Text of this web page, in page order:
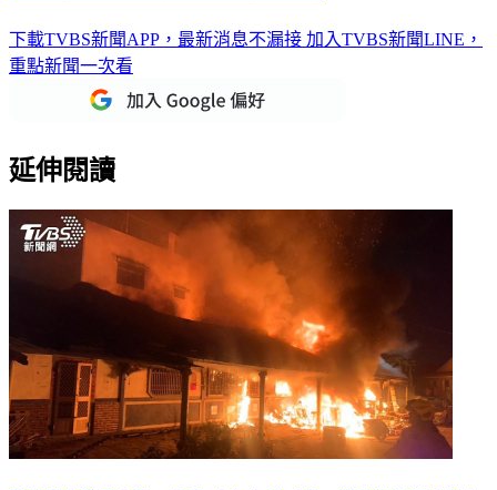
下載TVBS新聞APP，最新消息不漏接 加入TVBS新聞LINE，
重點新聞一次看
延伸閱讀